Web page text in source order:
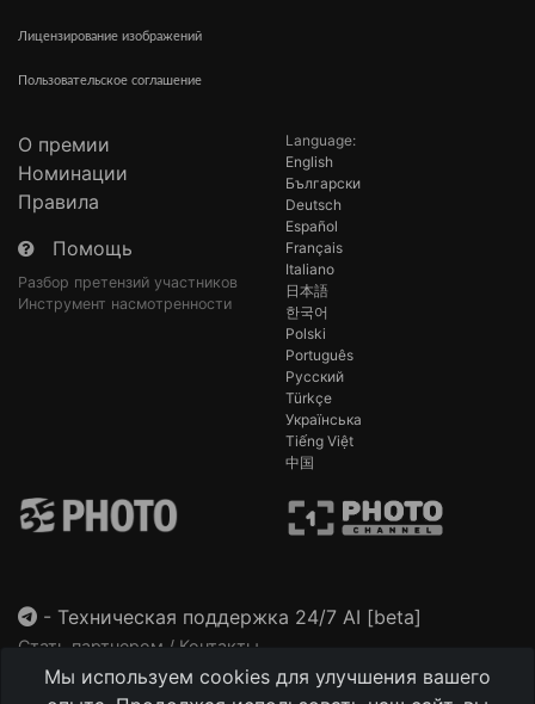
Мы используем cookies для улучшения вашего
Лицензирование изображений
Пользовательское соглашение
О премии
Номинации
Правила
Помощь
Разбор претензий участников
Инструмент насмотренности
Language:
English
Български
Deutsch
Español
Français
Italiano
日本語
한국어
Polski
Português
Русский
Türkçe
Українська
Tiếng Việt
中国
- Техническая поддержка 24/7 AI [beta]
Стать партнером / Контакты
This site is protected by reCAPTCHA and the GooglePrivacy Policyand
Terms of Service